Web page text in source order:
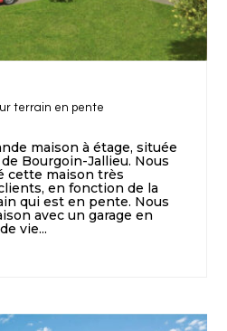
terrain en pente
maison à étage, située
Bourgoin-Jallieu. Nous
cette maison très
en fonction de la
qui est en pente. Nous
avec un garage en
vie...